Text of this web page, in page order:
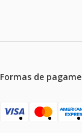
Formas de